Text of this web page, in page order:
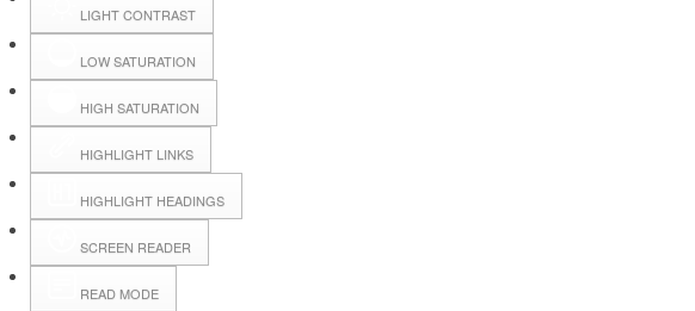
LIGHT CONTRAST
LOW SATURATION
HIGH SATURATION
HIGHLIGHT LINKS
HIGHLIGHT HEADINGS
SCREEN READER
READ MODE